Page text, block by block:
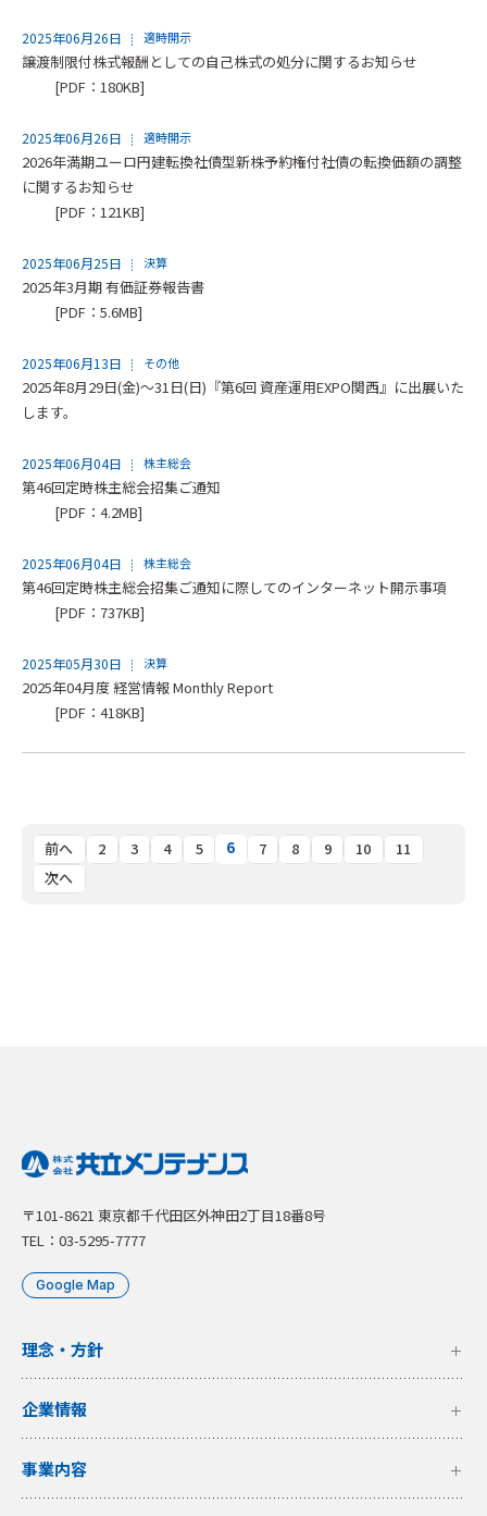
2025年06月26日 適時開示
譲渡制限付株式報酬としての自己株式の処分に関するお知らせ
[PDF：180KB]
2025年06月26日 適時開示
2026年満期ユーロ円建転換社債型新株予約権付社債の転換価額の調整
に関するお知らせ
[PDF：121KB]
2025年06月25日 決算
2025年3月期 有価証券報告書
[PDF：5.6MB]
2025年06月13日 その他
2025年8月29日(金)～31日(日)『第6回 資産運用EXPO関西』に出展いた
します。
2025年06月04日 株主総会
第46回定時株主総会招集ご通知
[PDF：4.2MB]
2025年06月04日 株主総会
第46回定時株主総会招集ご通知に際してのインターネット開示事項
[PDF：737KB]
2025年05月30日 決算
2025年04月度 経営情報 Monthly Report
[PDF：418KB]
前へ 2 3 4 5 6 7 8 9 10
11
次へ
〒101-8621 東京都千代田区外神田2丁目18番8号
TEL：03-5295-7777
Google Map
理念・方針
企業情報
事業内容